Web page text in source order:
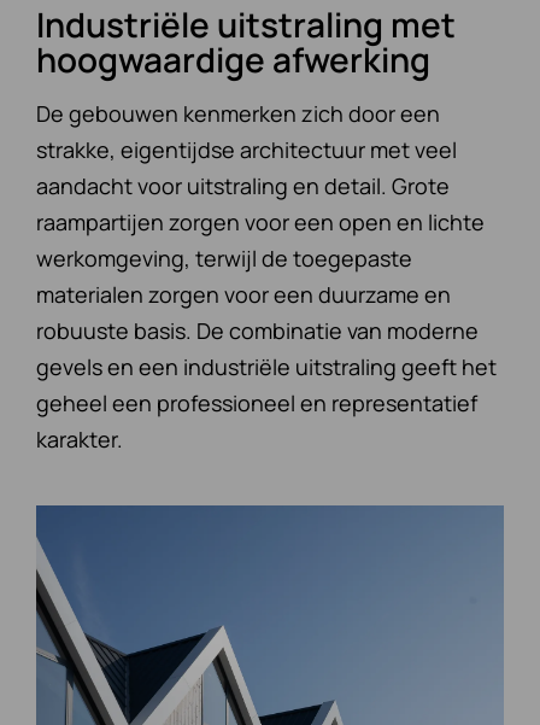
Industriële uitstraling met
hoogwaardige afwerking
De gebouwen kenmerken zich door een
strakke, eigentijdse architectuur met veel
aandacht voor uitstraling en detail. Grote
raampartijen zorgen voor een open en lichte
werkomgeving, terwijl de toegepaste
materialen zorgen voor een duurzame en
robuuste basis. De combinatie van moderne
gevels en een industriële uitstraling geeft het
geheel een professioneel en representatief
karakter.